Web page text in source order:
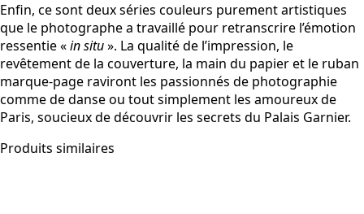
Enfin, ce sont deux séries couleurs purement artistiques
que le photographe a travaillé pour retranscrire l’émotion
ressentie «in situ». La qualité de l’impression, le
revêtement de la couverture, la main du papier et le ruban
marque-page raviront les passionnés de photographie
comme de danse ou tout simplement les amoureux de
Paris, soucieux de découvrir les secrets du Palais Garnier.
Produits similaires